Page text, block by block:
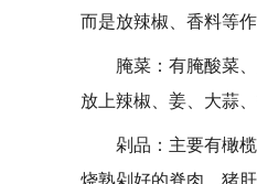
而是放辣椒、香料等作
腌菜：有腌酸菜、
放上辣椒、姜、大蒜
剁品：主要有橄榄
烧熟剁好的脊肉、猪